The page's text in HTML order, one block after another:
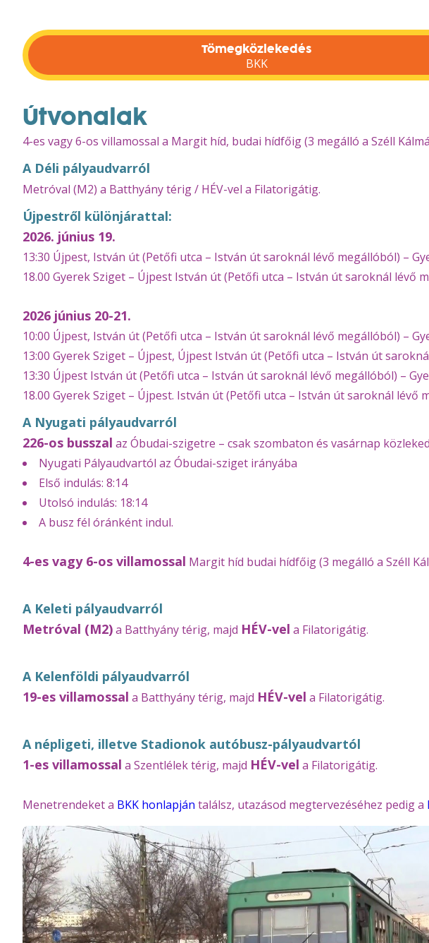
Tömegközlekedés
BKK
Útvonalak
4-es vagy 6-os villamossal a Margit híd, budai hídfőig (3 megálló a Széll
A Déli pályaudvarról
Metróval (M2) a Batthyány térig / HÉV-vel a Filatorigátig.
Újpestről különjárattal:
2026. június 19.
13:30 Újpest, István út (Petőfi utca – István út saroknál lévő megállóból) –
18.00 Gyerek Sziget – Újpest István út (Petőfi utca – István út saroknál lévő
2026 június 20-21.
10:00 Újpest, István út (Petőfi utca – István út saroknál lévő megállóból) –
13:00 Gyerek Sziget – Újpest, Újpest István út (Petőfi utca – István út
13:30 Újpest István út (Petőfi utca – István út saroknál lévő megállóból) –
18.00 Gyerek Sziget – Újpest. István út (Petőfi utca – István út saroknál lévő
A Nyugati pályaudvarról
226-os busszal az Óbudai-szigetre – csak szombaton és vasárnap
Nyugati Pályaudvartól az Óbudai-sziget irányába
Első indulás: 8:14
Utolsó indulás: 18:14
A busz fél óránként indul.
4-es vagy 6-os villamossal Margit híd budai hídfőig (3 megálló a Széll
A Keleti pályaudvarról
Metróval (M2)a Batthyány térig, majd HÉV-vel a Filatorigátig.
A Kelenföldi pályaudvarról
19-es villamossal a Batthyány térig, majd HÉV-vel a Filatorigátig.
A népligeti, illetve Stadionok autóbusz-pályaudvartól
1-es villamossal a Szentlélek térig, majd HÉV-vel a Filatorigátig.
Menetrendeket a BKK honlapján találsz, utazásod megtervezéséhez pedig a